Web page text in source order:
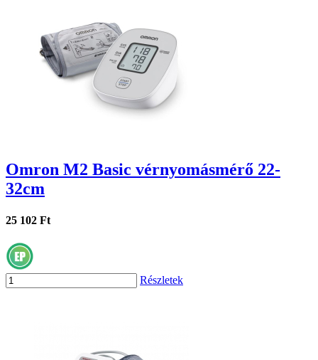
Omron M2 Basic vérnyomásmérő 22-
32cm
25 102 Ft
Részletek